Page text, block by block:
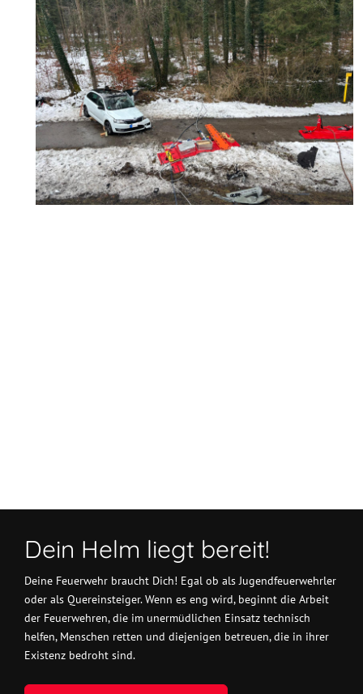
Dein Helm liegt bereit!
Deine Feuerwehr braucht Dich! Egal ob als Jugendfeuerwehrler
oder als Quereinsteiger. Wenn es eng wird, beginnt die Arbeit
der Feuerwehren, die im unermüdlichen Einsatz technisch
helfen, Menschen retten und diejenigen betreuen, die in ihrer
Existenz bedroht sind.